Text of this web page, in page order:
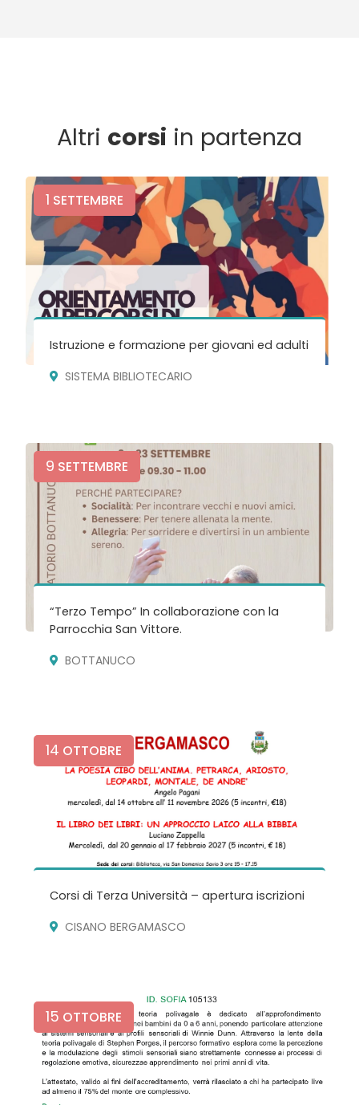
Altri corsi in partenza
1 SETTEMBRE
Istruzione e formazione per giovani ed adulti
SISTEMA BIBLIOTECARIO
9 SETTEMBRE
“Terzo Tempo” In collaborazione con la
Parrocchia San Vittore.
BOTTANUCO
14 OTTOBRE
Corsi di Terza Università – apertura iscrizioni
CISANO BERGAMASCO
15 OTTOBRE